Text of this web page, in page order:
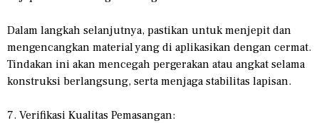
Dalam langkah selanjutnya, pastikan untuk menjepit dan
mengencangkan material yang di aplikasikan dengan cermat.
Tindakan ini akan mencegah pergerakan atau angkat selama
konstruksi berlangsung, serta menjaga stabilitas lapisan.
7. Verifikasi Kualitas Pemasangan: